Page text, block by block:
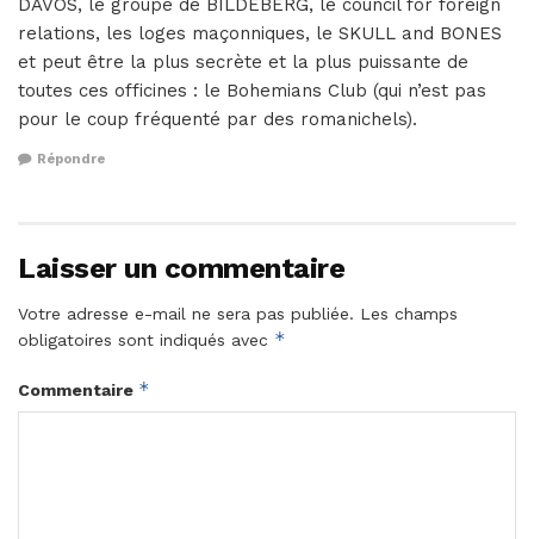
DAVOS, le groupe de BILDEBERG, le council for foreign
relations, les loges maçonniques, le SKULL and BONES
et peut être la plus secrète et la plus puissante de
toutes ces officines : le Bohemians Club (qui n’est pas
pour le coup fréquenté par des romanichels).
Répondre
Laisser un commentaire
Votre adresse e-mail ne sera pas publiée. Les champs
obligatoires sont indiqués avec *
Commentaire *